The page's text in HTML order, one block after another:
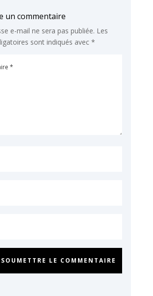
un commentaire
e-mail ne sera pas publiée. Les
sont indiqués avec *
SOUMETTRE LE COMMENTAIRE